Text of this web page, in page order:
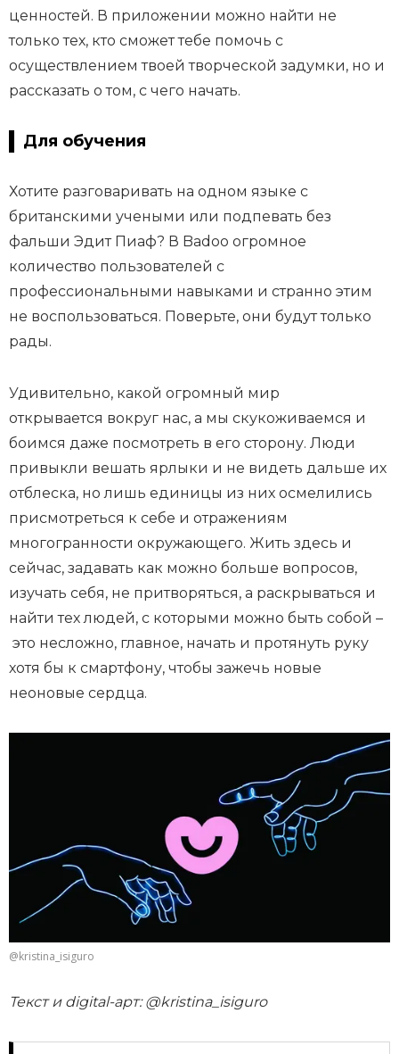
ценностей. В приложении можно найти не
только тех, кто сможет тебе помочь с
осуществлением твоей творческой задумки, но и
рассказать о том, с чего начать.
Для обучения
Хотите разговаривать на одном языке с
британскими учеными или подпевать без
фальши Эдит Пиаф? В Badoo огромное
количество пользователей с
профессиональными навыками и странно этим
не воспользоваться. Поверьте, они будут только
рады.
Удивительно, какой огромный мир
открывается вокруг нас, а мы скукоживаемся и
боимся даже посмотреть в его сторону. Люди
привыкли вешать ярлыки и не видеть дальше их
отблеска, но лишь единицы из них осмелились
присмотреться к себе и отражениям
многогранности окружающего. Жить здесь и
сейчас, задавать как можно больше вопросов,
изучать себя, не притворяться, а раскрываться и
найти тех людей, с которыми можно быть собой –
это несложно, главное, начать и протянуть руку
хотя бы к смартфону, чтобы зажечь новые
неоновые сердца.
@kristina_isiguro
Текст и digital-арт: @kristina_isiguro